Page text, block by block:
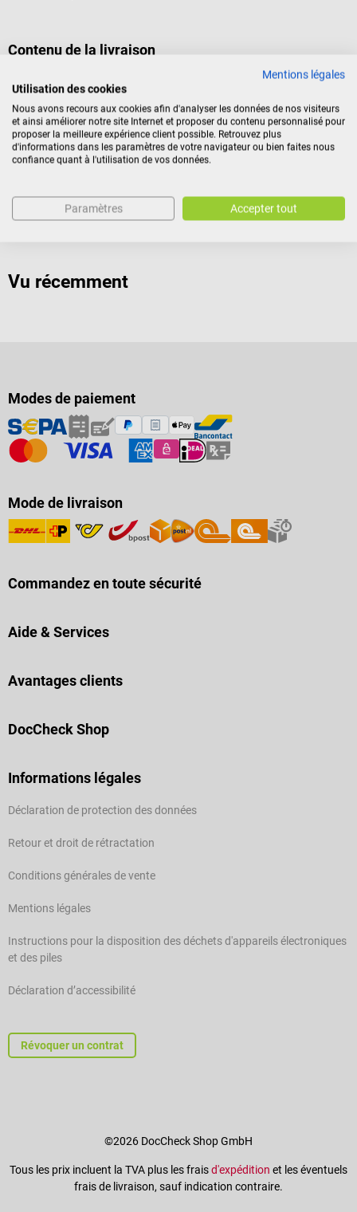
Contenu de la livraison
1 chariot pour plateaux A 202 de Miele
6 plateaux à tamis E 142 1/2 de Miele
Identification du produit
Avis
Vu récemment
Modes de paiement
Mode de livraison
Commandez en toute sécurité
Aide & Services
Avantages clients
DocCheck Shop
Informations légales
Déclaration de protection des données
Retour et droit de rétractation
Conditions générales de vente
Mentions légales
Instructions pour la disposition des déchets d'appareils électroniques
et des piles
Déclaration d’accessibilité
Révoquer un contrat
©2026 DocCheck Shop GmbH
Tous les prix incluent la TVA plus les fraisd'expédition et les éventuels
frais de livraison, sauf indication contraire.
Mentions légales
Utilisation des cookies
Nous avons recours aux cookies afin d'analyser les données de nos visiteurs
et ainsi améliorer notre site Internet et proposer du contenu personnalisé pour
proposer la meilleure expérience client possible. Retrouvez plus
d'informations dans les paramètres de votre navigateur ou bien faites nous
confiance quant à l'utilisation de vos données.
Paramètres Accepter tout